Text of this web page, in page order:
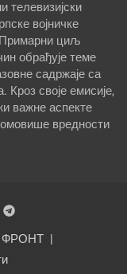
телевизијски
војничке
Примарни циљ
обрађује теме
садржаје са
своје емисије,
важне аспекте
вредности
ФРОНТ